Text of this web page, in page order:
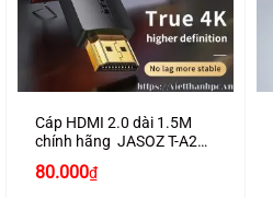
Cáp HDMI 2.0 dài 1.5M
chính hãng JASOZ T-A280
Giá
80.000₫Giá
hiện